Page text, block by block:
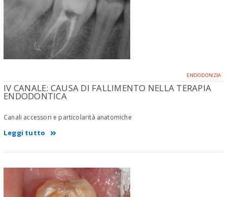
ENDODONZIA
IV CANALE: CAUSA DI FALLIMENTO NELLA TERAPIA
ENDODONTICA
Canali accessori e particolarità anatomiche
Leggi tutto